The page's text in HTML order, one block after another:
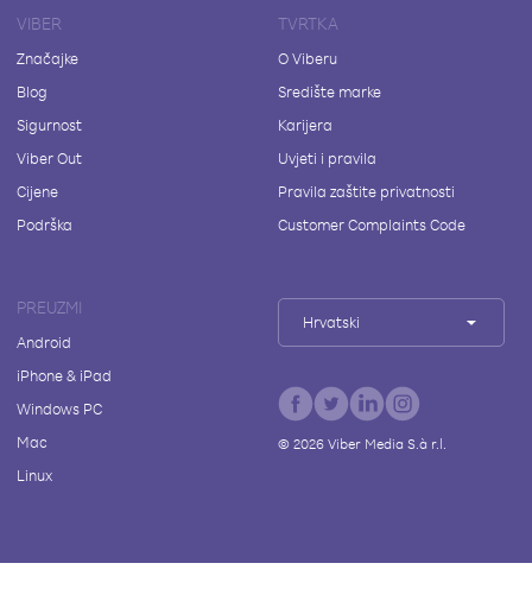
VIBER
Značajke
Blog
Sigurnost
Viber Out
Cijene
Podrška
TVRTKA
O Viberu
Središte marke
Karijera
Uvjeti i pravila
Pravila zaštite privatnosti
Customer Complaints Code
PREUZMI
Android
iPhone & iPad
Windows PC
Mac
Linux
Hrvatski
© 2026Viber Media S.à r.l.